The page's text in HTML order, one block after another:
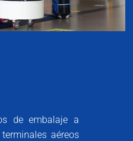
de embalaje a
aéreos